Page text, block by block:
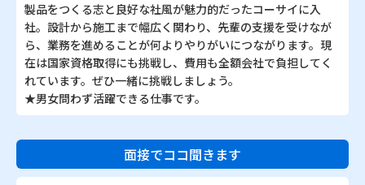
製品をつくる志と良好な社風が魅力的だったコーサイに入
社。設計から施工まで幅広く関わり、先輩の支援を受けなが
ら、業務を進めることが何よりやりがいにつながります。現
在は国家資格取得にも挑戦し、費用も全額会社で負担してく
れています。ぜひ一緒に挑戦しましょう。
★男女問わず活躍できる仕事です。
面接でココ聞きます